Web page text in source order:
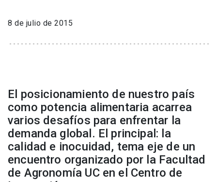
8 de julio de 2015
El posicionamiento de nuestro país
como potencia alimentaria acarrea
varios desafíos para enfrentar la
demanda global. El principal: la
calidad e inocuidad, tema eje de un
encuentro organizado por la Facultad
de Agronomía UC en el Centro de